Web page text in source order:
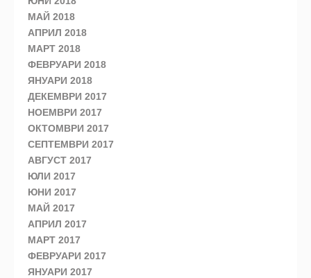
МАЙ 2018
АПРИЛ 2018
МАРТ 2018
ФЕВРУАРИ 2018
ЯНУАРИ 2018
ДЕКЕМВРИ 2017
НОЕМВРИ 2017
ОКТОМВРИ 2017
СЕПТЕМВРИ 2017
АВГУСТ 2017
ЮЛИ 2017
ЮНИ 2017
МАЙ 2017
АПРИЛ 2017
МАРТ 2017
ФЕВРУАРИ 2017
ЯНУАРИ 2017